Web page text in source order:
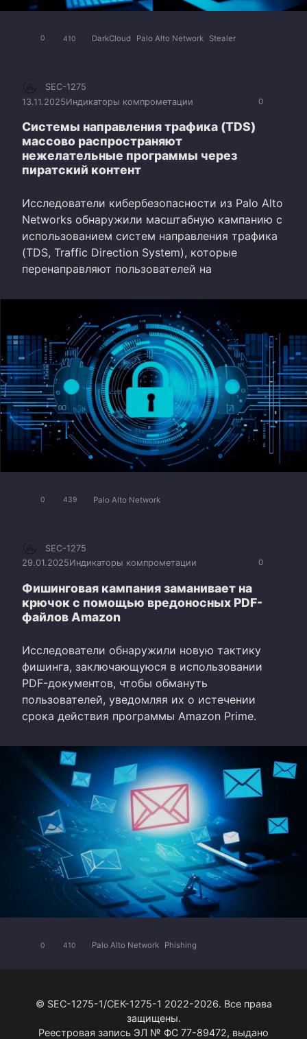
0 410 DarkCloud Palo Alto Network Stealer
0
SEC-1275
13.11.2025Индикаторы компрометации
Системы направления трафика (TDS)
массово распространяют
нежелательные программы через
пиратский контент
Исследователи кибербезопасности из Palo Alto
Networks обнаружили масштабную кампанию с
использованием систем направления трафика
(TDS, Traffic Direction System), которые
перенаправляют пользователей на
0 439 Palo Alto Network
0
SEC-1275
29.01.2025Индикаторы компрометации
Фишинговая кампания заманивает на
крючок с помощью вредоносных PDF-
файлов Amazon
Исследователи обнаружили новую тактику
фишинга, заключающуюся в использовании
PDF-документов, чтобы обмануть
пользователей, уведомляя их о истечении
срока действия программы Amazon Prime.
0 410 Palo Alto Network Phishing
© SEC-1275-1/СЕК-1275-1 2022-2026. Все права
защищены.
Реестровая запись ЭЛ № ФС 77-89472, выдано